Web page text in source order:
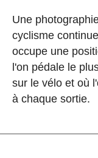
Une
cyclisme
occupe une
l'on pédale le
sur le vélo et où
à chaque sortie.